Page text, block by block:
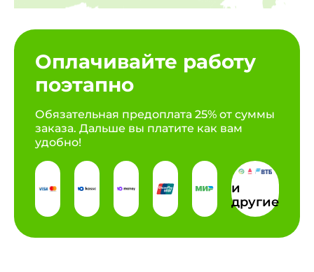
Оплачивайте работу
поэтапно
Обязательная предоплата 25% от суммы
заказа. Дальше вы платите как вам
удобно!
и
другие